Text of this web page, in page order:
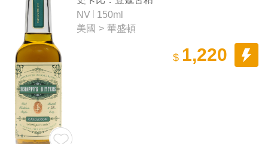
NV
150ml
美國 > 華盛頓
$ 1,220